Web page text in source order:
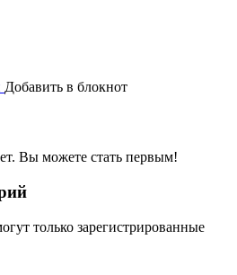
Добавить в блокнот
Вы можете стать первым!
только зарегистрированные